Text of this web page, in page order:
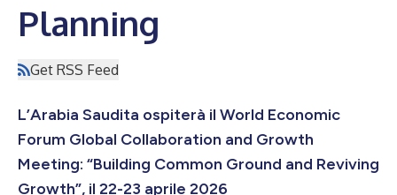
Planning
Get RSS Feed
L’Arabia Saudita ospiterà il World Economic
Forum Global Collaboration and Growth
Meeting: “Building Common Ground and Reviving
Growth”, il 22-23 aprile 2026